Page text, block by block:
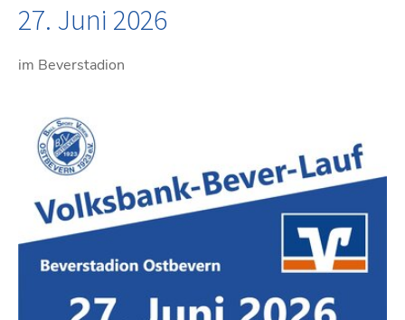
27. Juni 2026
im Beverstadion